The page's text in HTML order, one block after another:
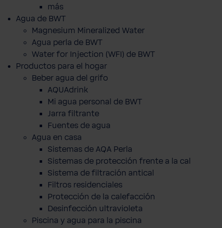
más
Agua de BWT
Magnesium Mineralized Water
Agua perla de BWT
Water for Injection (WFI) de BWT
Productos para el hogar
Beber agua del grifo
AQUAdrink
Mi agua personal de BWT
Jarra filtrante
Fuentes de agua
Agua en casa
Sistemas de AQA Perla
Sistemas de protección frente a la cal
Sistema de filtración antical
Filtros residenciales
Protección de la calefacción
Desinfección ultravioleta
Piscina y agua para la piscina